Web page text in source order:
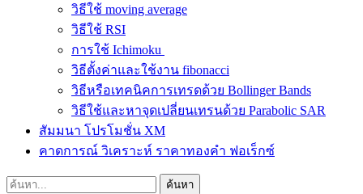
วิธีใช้ moving average
วิธีใช้ RSI
การใช้ Ichimoku
วิธีตั้งค่าและใช้งาน fibonacci
วิธีหรือเทคนิคการเทรดด้วย Bollinger Bands
วิธีใช้และหาจุดเปลี่ยนเทรนด้วย Parabolic SAR
สัมมนา โปรโมชั่น XM
คาดการณ์ วิเคราะห์ ราคาทองคำ ฟอเร็กซ์